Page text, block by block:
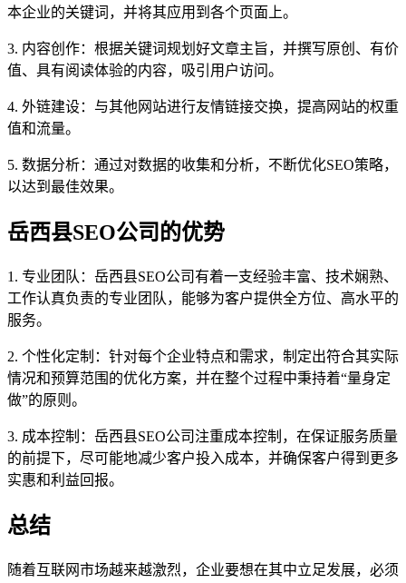
本企业的关键词，并将其应用到各个页面上。
3. 内容创作：根据关键词规划好文章主旨，并撰写原创、有价
值、具有阅读体验的内容，吸引用户访问。
4. 外链建设：与其他网站进行友情链接交换，提高网站的权重
值和流量。
5. 数据分析：通过对数据的收集和分析，不断优化SEO策略，
以达到最佳效果。
岳西县SEO公司的优势
1. 专业团队：岳西县SEO公司有着一支经验丰富、技术娴熟、
工作认真负责的专业团队，能够为客户提供全方位、高水平的
服务。
2. 个性化定制：针对每个企业特点和需求，制定出符合其实际
情况和预算范围的优化方案，并在整个过程中秉持着“量身定
做”的原则。
3. 成本控制：岳西县SEO公司注重成本控制，在保证服务质量
的前提下，尽可能地减少客户投入成本，并确保客户得到更多
实惠和利益回报。
总结
随着互联网市场越来越激烈，企业要想在其中立足发展，必须